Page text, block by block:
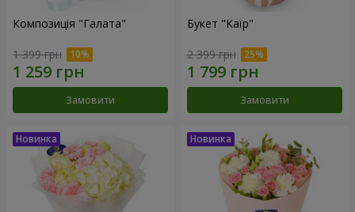
Композиція "Галата"
1 399 грн
Замовити
Букет "Каїр"
2 399 грн
Замовити